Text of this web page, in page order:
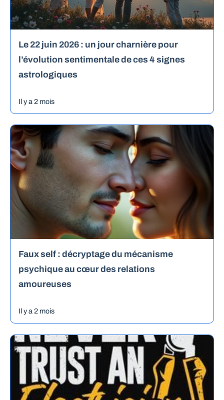
Le 22 juin 2026 : un jour charnière pour
l’évolution sentimentale de ces 4 signes
astrologiques
Il y a 2 mois
Faux self : décryptage du mécanisme
psychique au cœur des relations
amoureuses
Il y a 2 mois